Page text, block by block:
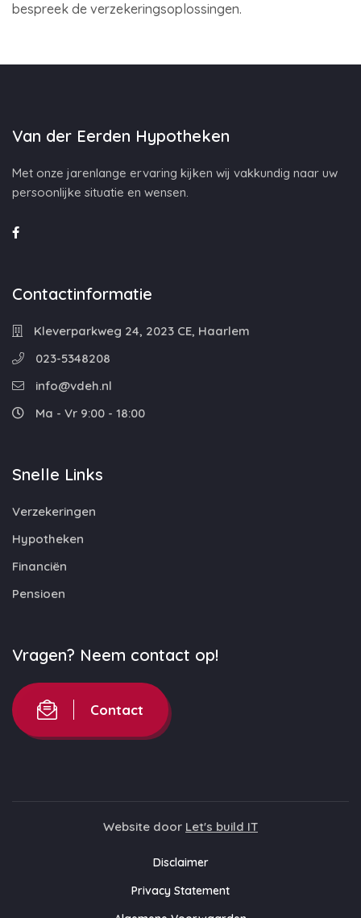
bespreek de verzekeringsoplossingen.
Van der Eerden Hypotheken
Met onze jarenlange ervaring kijken wij vakkundig naar uw
persoonlijke situatie en wensen.
Contactinformatie
Kleverparkweg 24, 2023 CE, Haarlem
023-5348208
info@vdeh.nl
Ma - Vr 9:00 - 18:00
Snelle Links
Verzekeringen
Hypotheken
Financiën
Pensioen
Vragen? Neem contact op!
Contact
Website door Let's build IT
Disclaimer
Privacy Statement